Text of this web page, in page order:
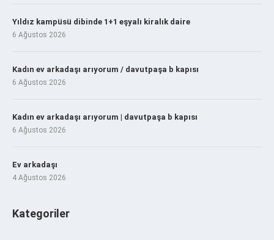
Yıldız kampüsü dibinde 1+1 eşyalı kiralık daire
6 Ağustos 2026
Kadın ev arkadaşı arıyorum / davutpaşa b kapısı
6 Ağustos 2026
Kadın ev arkadaşı arıyorum | davutpaşa b kapısı
6 Ağustos 2026
Ev arkadaşı
4 Ağustos 2026
Kategoriler